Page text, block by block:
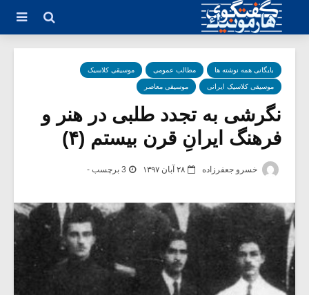
بایگانی همه نوشته ها مطالب عمومی موسیقی کلاسیک
موسیقی کلاسیک ایرانی موسیقی معاصر
نگرشی به تجدد طلبی در هنر و
فرهنگ ایرانِ قرن بیستم (۴)
خسرو جعفرزاده ۲۸ آبان ۱۳۹۷ 3 برچسب -